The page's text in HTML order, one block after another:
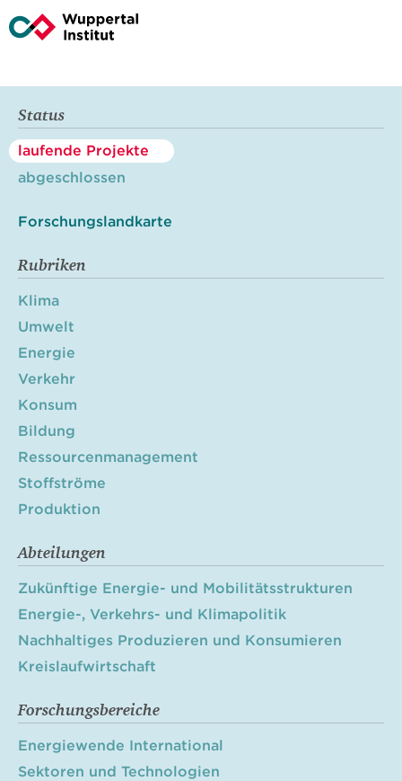
Status
laufende Projekte
abgeschlossen
Forschungslandkarte
Rubriken
Klima
Umwelt
Energie
Verkehr
Konsum
Bildung
Ressourcenmanagement
Stoffströme
Produktion
Abteilungen
Zukünftige Energie- und Mobilitätsstrukturen
Energie-, Verkehrs- und Klimapolitik
Nachhaltiges Produzieren und Konsumieren
Kreislaufwirtschaft
Forschungsbereiche
Energiewende International
Sektoren und Technologien